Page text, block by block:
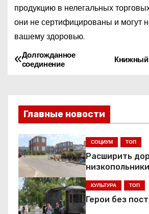
продукцию в нелегальных
они не сертифицированы и могут
вашему здоровью.
Н
в
и
г
а
ц
Книжный
Долгожданное
соединение
Главные новости
СОЦИУМ ТОП
Расширить
низкопольники
КУЛЬТУРА ТОП
Герои без